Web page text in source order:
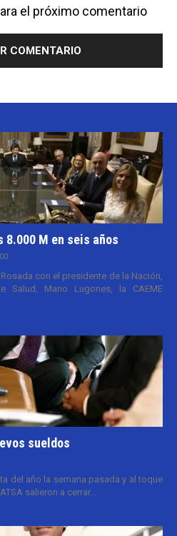
el próximo comentario
8.000 M en seis años
con el presidente de la Nación,
Mario Lugones, la CAEME
sueldos
del año la semana pasada y al toque
salieron a cerrar...